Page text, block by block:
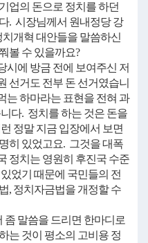
업의 돈으로 정치를 하던
. 시장님께서 원내정당 강
개혁 대안들을 말씀하신
볼 수 있을까요?
에 방금 전에 보여주신 저
선거도 전부 돈 선거였습니
는 하마라는 표현을 전혀 과
다. 정치를 하는 것은 돈을
정말 지금 입장에서 보면
히 있었고요. 그것을 대폭
정치는 영원히 후진국 수준
었기 때문에 국민들의 전
, 정치자금법을 개정할 수
좀 말씀을 드리면 한마디로
는 것이 평소의 고비용 정